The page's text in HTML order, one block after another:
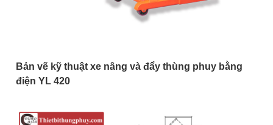
Bản vẽ kỹ thuật xe nâng và đẩy thùng phuy bằng
điện YL 420